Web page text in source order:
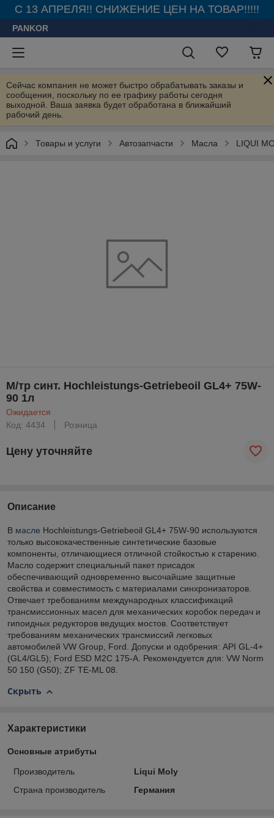
С 13 АПРЕЛЯ!! СНИЖЕНИЕ ЦЕН НА ТОВАР!!!!!
PANKOR
Сейчас компания не может быстро обрабатывать заказы и
сообщения, поскольку по ее графику работы сегодня
выходной. Ваша заявка будет обработана в ближайший
рабочий день.
Товары и услуги Автозапчасти Масла LIQUI
М/тр синт. Hochleistungs-Getriebeoil GL4+ 75W-
90 1л
Ожидается
Код: 4434
Розница
Цену уточняйте
Описание
В масле Hochleistungs-Getriebeoil GL4+ 75W-90 используются
только высококачественные синтетические базовые
компоненты, отличающиеся отличной стойкостью к старению.
Масло содержит специальный пакет присадок
обеспечивающий одновременно высочайшие защитные
свойства и совместимость с материалами синхронизаторов.
Отвечает требованиям международных классификаций
трансмиссионных масел для механических коробок передач и
гипоидных редукторов ведущих мостов. Соответствует
требованиям механических трансмиссий легковых
автомобилей VW Group, Ford. Допуски и одобрения: API GL-4+
(GL4/GL5); Ford ESD M2C 175-A. Рекомендуется для: VW Norm
50 150 (G50); ZF TE-ML 08.
Скрыть
Характеристики
Основные атрибуты
Производитель
Liqui Moly
Страна производитель
Германия